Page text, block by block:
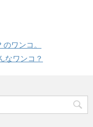
ワンコ。
なワンコ？